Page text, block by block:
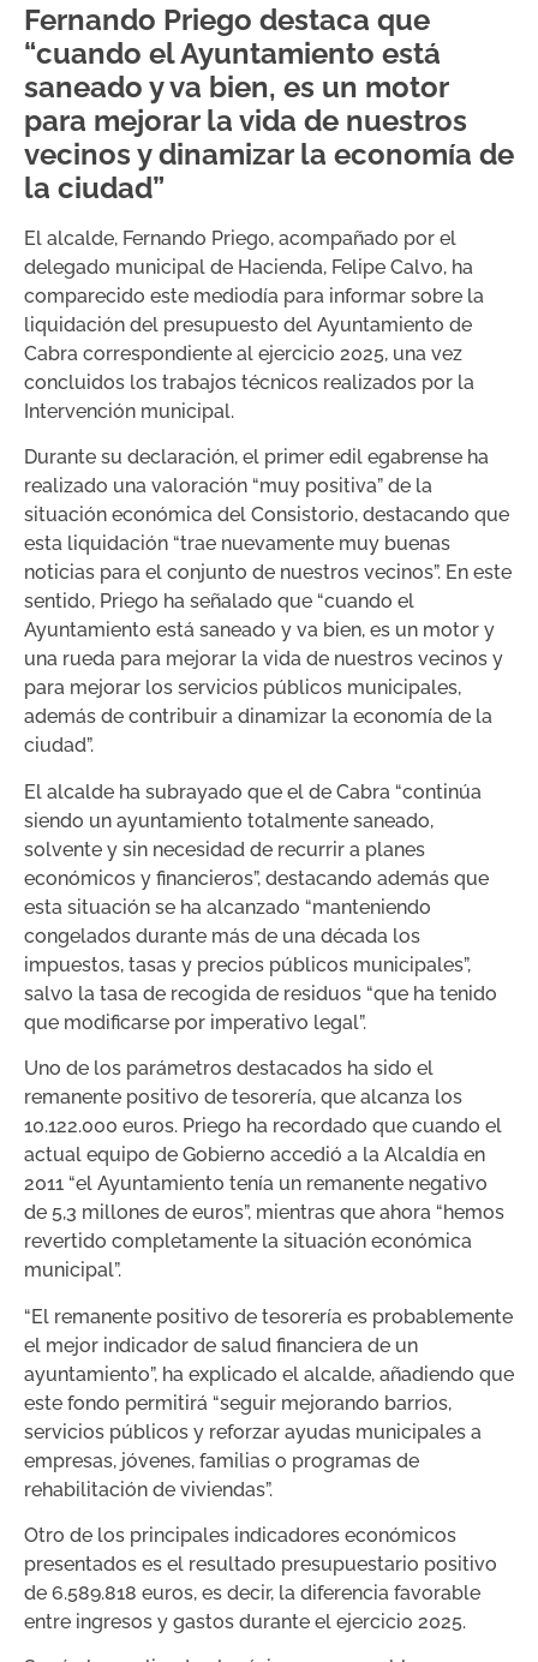
Fernando Priego destaca que
“cuando el Ayuntamiento está
saneado y va bien, es un motor
para mejorar la vida de nuestros
vecinos y dinamizar la economía de
la ciudad”
El alcalde, Fernando Priego, acompañado por el
delegado municipal de Hacienda, Felipe Calvo, ha
comparecido este mediodía para informar sobre la
liquidación del presupuesto del Ayuntamiento de
Cabra correspondiente al ejercicio 2025, una vez
concluidos los trabajos técnicos realizados por la
Intervención municipal.
Durante su declaración, el primer edil egabrense ha
realizado una valoración “muy positiva” de la
situación económica del Consistorio, destacando que
esta liquidación “trae nuevamente muy buenas
noticias para el conjunto de nuestros vecinos”. En este
sentido, Priego ha señalado que “cuando el
Ayuntamiento está saneado y va bien, es un motor y
una rueda para mejorar la vida de nuestros vecinos y
para mejorar los servicios públicos municipales,
además de contribuir a dinamizar la economía de la
ciudad”.
El alcalde ha subrayado que el de Cabra “continúa
siendo un ayuntamiento totalmente saneado,
solvente y sin necesidad de recurrir a planes
económicos y financieros”, destacando además que
esta situación se ha alcanzado “manteniendo
congelados durante más de una década los
impuestos, tasas y precios públicos municipales”,
salvo la tasa de recogida de residuos “que ha tenido
que modificarse por imperativo legal”.
Uno de los parámetros destacados ha sido el
remanente positivo de tesorería, que alcanza los
10.122.000 euros. Priego ha recordado que cuando el
actual equipo de Gobierno accedió a la Alcaldía en
2011 “el Ayuntamiento tenía un remanente negativo
de 5,3 millones de euros”, mientras que ahora “hemos
revertido completamente la situación económica
municipal”.
“El remanente positivo de tesorería es probablemente
el mejor indicador de salud financiera de un
ayuntamiento”, ha explicado el alcalde, añadiendo que
este fondo permitirá “seguir mejorando barrios,
servicios públicos y reforzar ayudas municipales a
empresas, jóvenes, familias o programas de
rehabilitación de viviendas”.
Otro de los principales indicadores económicos
presentados es el resultado presupuestario positivo
de 6.589.818 euros, es decir, la diferencia favorable
entre ingresos y gastos durante el ejercicio 2025.